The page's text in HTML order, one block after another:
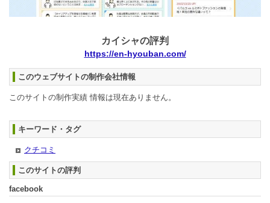
カイシャの評判
https://en-hyouban.com/
このウェブサイトの制作会社情報
このサイトの制作実績 情報は現在ありません。
キーワード・タグ
クチコミ
このサイトの評判
facebook